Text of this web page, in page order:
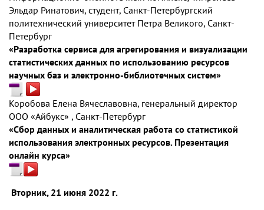
Эльдар Ринатович, студент, Санкт-Петербургский
политехнический университет Петра Великого, Санкт-
Петербург
«Разработка сервиса для агрегирования и визуализации
статистических данных по использованию ресурсов
научных баз и электронно-библиотечных систем»
Коробова Елена Вячеславовна, генеральный директор
ООО «Айбукс» , Санкт-Петербург
«Сбор данных и аналитическая работа со статистикой
использования электронных ресурсов. Презентация
онлайн курса»
Вторник, 21 июня 2022 г.